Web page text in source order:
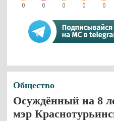
0 0 0 0 0
Общество
Осуждённый на 8
мэр